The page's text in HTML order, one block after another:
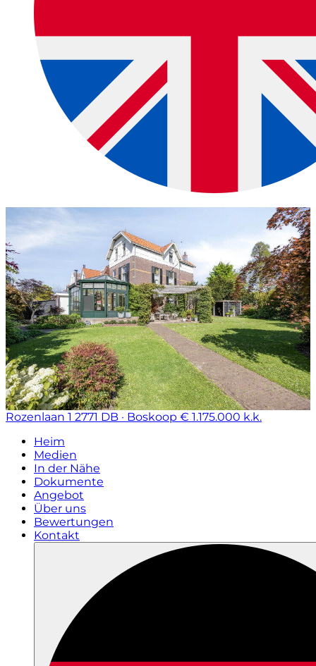
Rozenlaan 1 2771 DB · Boskoop € 1.175.000 k.k.
Heim
Medien
In der Nähe
Dokumente
Angebot
Über uns
Bewertungen
Kontakt